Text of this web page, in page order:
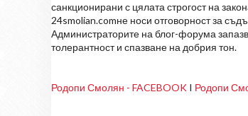
санкционирани с цялата строгост на
24smolian.comне носи отговорност за
Администраторите на блог-форума
толерантност и спазване на добрия тон.
Родопи Смолян - FACEBOOK I Родопи